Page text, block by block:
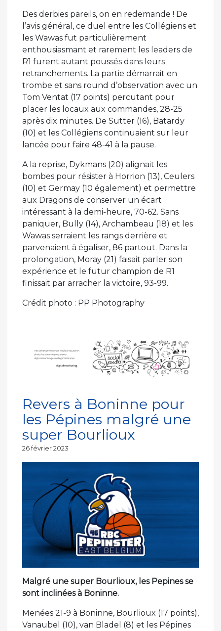
Des derbies pareils, on en redemande ! De
l’avis général, ce duel entre les Collégiens et
les Wawas fut particulièrement
enthousiasmant et rarement les leaders de
R1 furent autant poussés dans leurs
retranchements. La partie démarrait en
trombe et sans round d’observation avec un
Tom Ventat (17 points) percutant pour
placer les locaux aux commandes, 28-25
après dix minutes. De Sutter (16), Batardy
(10) et les Collégiens continuaient sur leur
lancée pour faire 48-41 à la pause.
A la reprise, Dykmans (20) alignait les
bombes pour résister à Horrion (13), Ceulers
(10) et Germay (10 également) et permettre
aux Dragons de conserver un écart
intéressant à la demi-heure, 70-62. Sans
paniquer, Bully (14), Archambeau (18) et les
Wawas serraient les rangs derrière et
parvenaient à égaliser, 86 partout. Dans la
prolongation, Moray (21) faisait parler son
expérience et le futur champion de R1
finissait par arracher la victoire, 93-99.
Crédit photo : PP Photography
Revers à Boninne pour
les Pépines malgré une
super Bourlioux
Publié
26 février 2023
Malgré une super Bourlioux, les Pepines se
sont inclinées à Boninne.
Menées 21-9 à Boninne, Bourlioux (17 points),
Vanaubel (10), van Bladel (8) et les Pépines